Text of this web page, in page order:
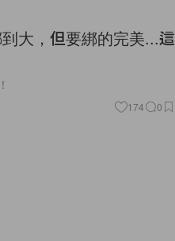
大，但要綁的完美...這
174 0